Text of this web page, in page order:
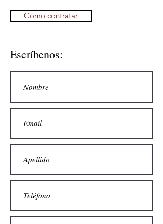
Cómo contratar
Escríbenos: